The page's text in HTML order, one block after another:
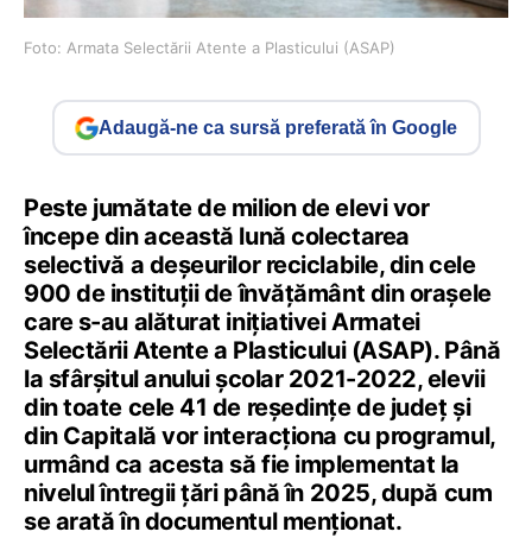
Foto: Armata Selectării Atente a Plasticului (ASAP)
Adaugă-ne ca sursă preferată în Google
Peste jumătate de milion de elevi vor
începe din această lună colectarea
selectivă a deșeurilor reciclabile, din cele
900 de instituții de învățământ din orașele
care s-au alăturat inițiativei Armatei
Selectării Atente a Plasticului (ASAP). Până
la sfârșitul anului școlar 2021-2022, elevii
din toate cele 41 de reședințe de județ și
din Capitală vor interacționa cu programul,
urmând ca acesta să fie implementat la
nivelul întregii țări până în 2025, după cum
se arată în documentul menționat.